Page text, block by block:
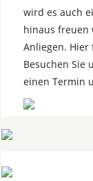
wird es auch
hinaus freuen
Anliegen. Hier
Besuchen Sie
einen Termin